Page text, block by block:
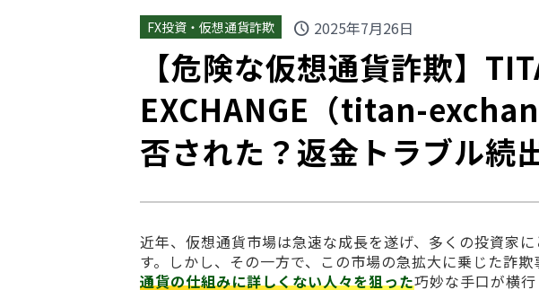
FX投資・仮想通貨詐欺 schedule 2025年7月26日
【危険な仮想通貨詐欺】
EXCHANGE（titan-
否された？返金トラブル続
近年、仮想通貨市場は急速な成長を遂げ、多くの投資家
す。しかし、その一方で、この市場の急拡大に乗じた詐欺
通貨の仕組みに詳しくない人々を狙った巧妙な手口が横